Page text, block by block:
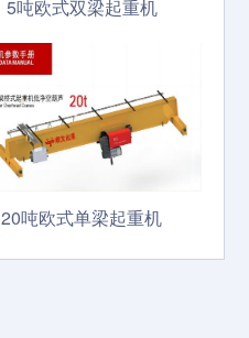
5吨欧式双梁起重机
20吨欧式单梁起重机